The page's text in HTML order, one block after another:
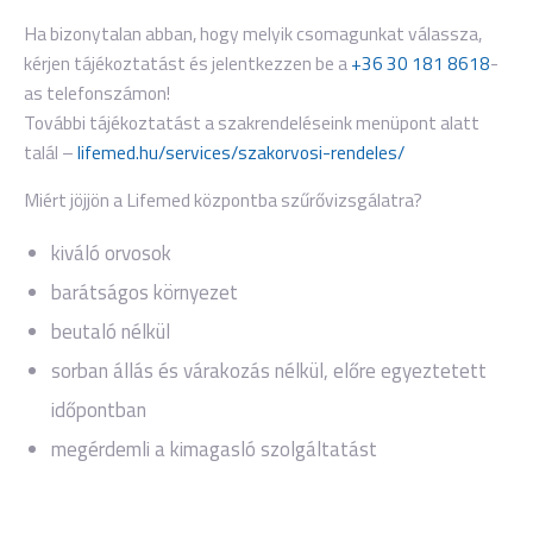
Ha bizonytalan abban, hogy melyik csomagunkat válassza,
kérjen tájékoztatást és jelentkezzen be a+36 30 181 8618-
as telefonszámon!
További tájékoztatást a szakrendeléseink menüpont alatt
talál –lifemed.hu/services/szakorvosi-rendeles/
Miért jöjjön a Lifemed központba szűrővizsgálatra?
kiváló orvosok
barátságos környezet
beutaló nélkül
sorban állás és várakozás nélkül, előre egyeztetett
időpontban
megérdemli a kimagasló szolgáltatást